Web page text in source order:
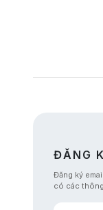
ĐĂNG
Đăng ký
có các